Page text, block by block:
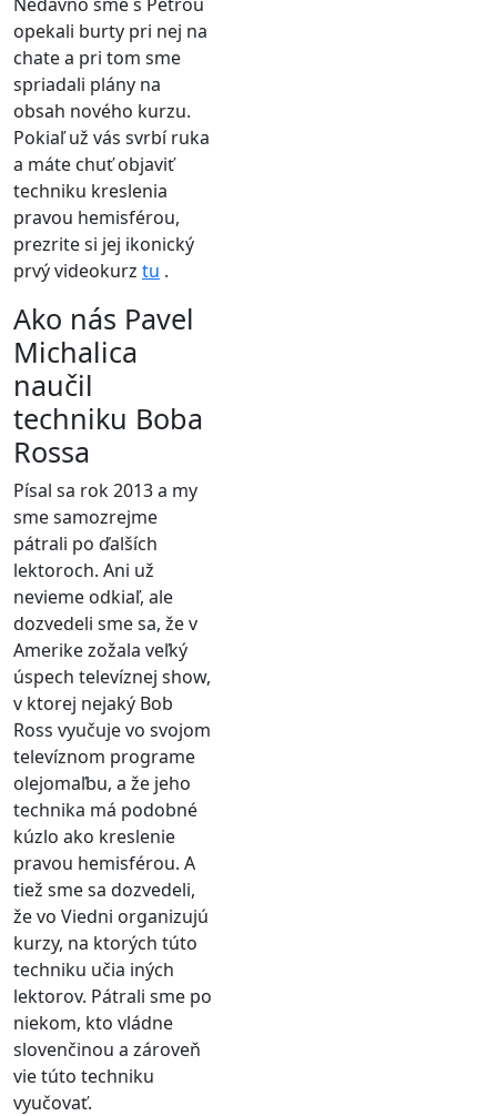
opekali burty pri nej na
chate a pri tom sme
spriadali plány na
obsah nového kurzu.
Pokiaľ už vás svrbí ruka
a máte chuť objaviť
techniku kreslenia
pravou hemisférou,
prezrite si jej ikonický
prvý videokurz tu .
Ako nás Pavel
Michalica
naučil
techniku Boba
Rossa
Písal sa rok 2013 a my
sme samozrejme
pátrali po ďalších
lektoroch. Ani už
nevieme odkiaľ, ale
dozvedeli sme sa, že v
Amerike zožala veľký
úspech televíznej show,
v ktorej nejaký Bob
Ross vyučuje vo svojom
televíznom programe
olejomaľbu, a že jeho
technika má podobné
kúzlo ako kreslenie
pravou hemisférou. A
tiež sme sa dozvedeli,
že vo Viedni organizujú
kurzy, na ktorých túto
techniku učia iných
lektorov. Pátrali sme po
niekom, kto vládne
slovenčinou a zároveň
vie túto techniku
vyučovať.